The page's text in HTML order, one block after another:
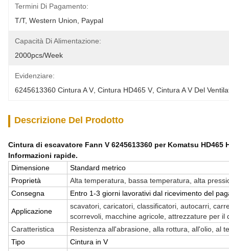
Termini Di Pagamento:
T/T, Western Union, Paypal
Capacità Di Alimentazione:
2000pcs/week
Evidenziare:
6245613360 Cintura A V Cintura HD465 V Cintura A V Del
Descrizione Del Prodotto
Cintura di escavatore Fann V 6245613360 per Komatsu HD465
Informazioni rapide.
Dimensione
Standard metrico
Proprietà
Alta temperatura, bassa temperatura, alta
Consegna
Entro 1-3 giorni lavorativi dal ricevimento del
Applicazione
scavatori, caricatori, classificatori, autocarri,
scorrevoli, macchine agricole, attrezzature per il
Caratteristica
Resistenza all'abrasione, alla rottura, all'olio, al
Tipo
Cintura in V